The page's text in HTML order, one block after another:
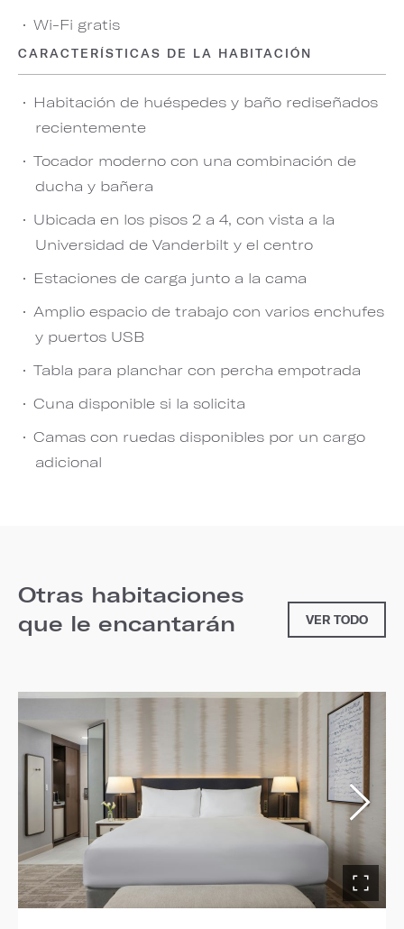
Wi-Fi gratis
CARACTERÍSTICAS DE LA HABITACIÓN
Habitación de huéspedes y baño rediseñados
recientemente
Tocador moderno con una combinación de
ducha y bañera
Ubicada en los pisos 2 a 4, con vista a la
Universidad de Vanderbilt y el centro
Estaciones de carga junto a la cama
Amplio espacio de trabajo con varios enchufes
y puertos USB
Tabla para planchar con percha empotrada
Cuna disponible si la solicita
Camas con ruedas disponibles por un cargo
adicional
Otras habitaciones
que le encantarán
VER TODO